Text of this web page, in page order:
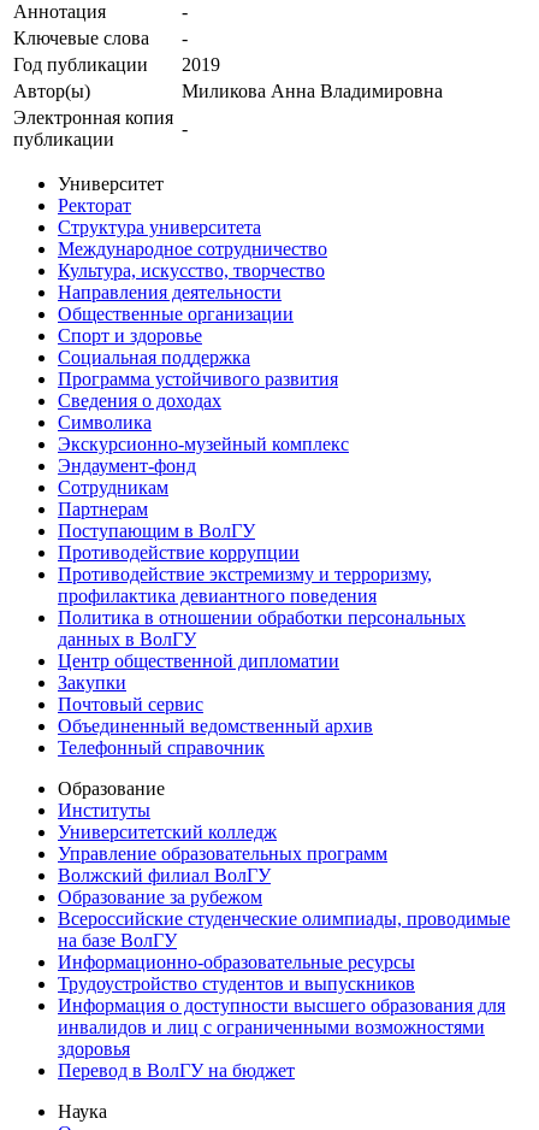
Аннотация
-
Ключевые cлова
-
Год публикации
2019
Автор(ы)
Миликова Анна Владимировна
Электронная копия
публикации
-
Университет
Ректорат
Структура университета
Международное сотрудничество
Культура, искусство, творчество
Направления деятельности
Общественные организации
Спорт и здоровье
Социальная поддержка
Программа устойчивого развития
Сведения о доходах
Символика
Экскурсионно-музейный комплекс
Эндаумент-фонд
Сотрудникам
Партнерам
Поступающим в ВолГУ
Противодействие коррупции
Противодействие экстремизму и терроризму,
профилактика девиантного поведения
Политика в отношении обработки персональных
данных в ВолГУ
Центр общественной дипломатии
Закупки
Почтовый сервис
Объединенный ведомственный архив
Телефонный справочник
Образование
Институты
Университетский колледж
Управление образовательных программ
Волжский филиал ВолГУ
Образование за рубежом
Всероссийские студенческие олимпиады, проводимые
на базе ВолГУ
Информационно-образовательные ресурсы
Трудоустройство студентов и выпускников
Информация о доступности высшего образования для
инвалидов и лиц с ограниченными возможностями
здоровья
Перевод в ВолГУ на бюджет
Наука